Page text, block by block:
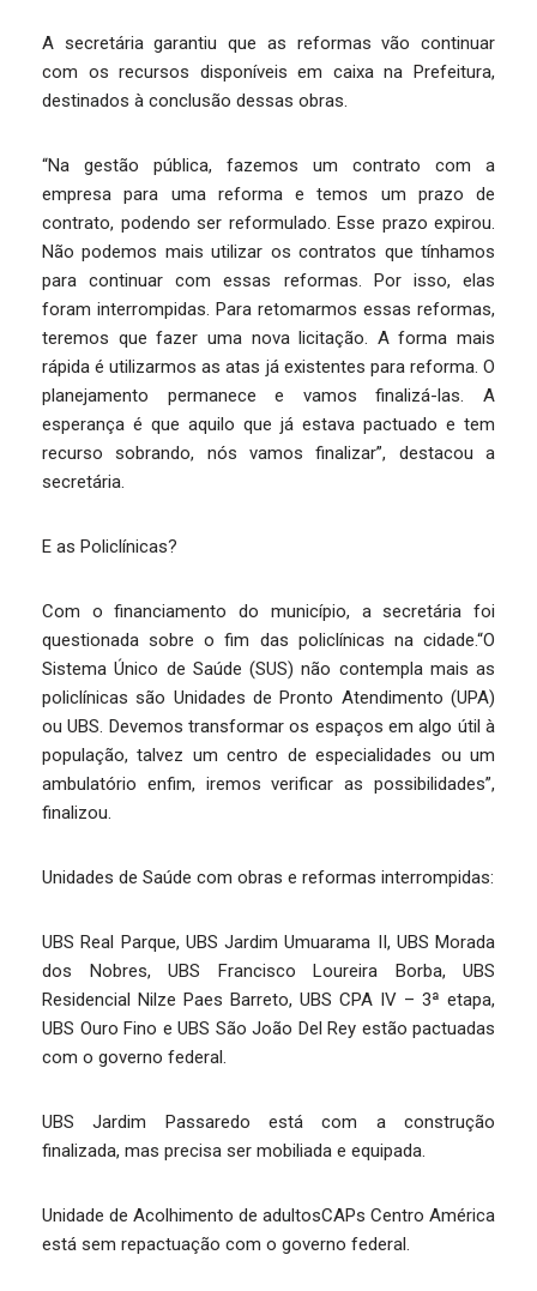
A secretária garantiu que as reformas vão continuar
com os recursos disponíveis em caixa na Prefeitura,
destinados à conclusão dessas obras.
“Na gestão pública, fazemos um contrato com a
empresa para uma reforma e temos um prazo de
contrato, podendo ser reformulado. Esse prazo expirou.
Não podemos mais utilizar os contratos que tínhamos
para continuar com essas reformas. Por isso, elas
foram interrompidas. Para retomarmos essas reformas,
teremos que fazer uma nova licitação. A forma mais
rápida é utilizarmos as atas já existentes para reforma. O
planejamento permanece e vamos finalizá-las. A
esperança é que aquilo que já estava pactuado e tem
recurso sobrando, nós vamos finalizar”, destacou a
secretária.
E as Policlínicas?
Com o financiamento do município, a secretária foi
questionada sobre o fim das policlínicas na cidade.“O
Sistema Único de Saúde (SUS) não contempla mais as
policlínicas são Unidades de Pronto Atendimento (UPA)
ou UBS. Devemos transformar os espaços em algo útil à
população, talvez um centro de especialidades ou um
ambulatório enfim, iremos verificar as possibilidades”,
finalizou.
Unidades de Saúde com obras e reformas interrompidas:
UBS Real Parque, UBS Jardim Umuarama II, UBS Morada
dos Nobres, UBS Francisco Loureira Borba, UBS
Residencial Nilze Paes Barreto, UBS CPA IV – 3ª etapa,
UBS Ouro Fino e UBS São João Del Rey estão pactuadas
com o governo federal.
UBS Jardim Passaredo está com a construção
finalizada, mas precisa ser mobiliada e equipada.
Unidade de Acolhimento de adultosCAPs Centro América
está sem repactuação com o governo federal.